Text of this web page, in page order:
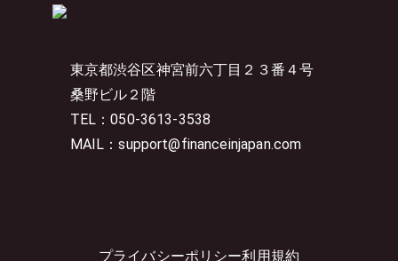
東京都渋谷区神宮前六丁目２３番４号
桑野ビル２階
TEL：050-3613-3538
MAIL：support@financeinjapan.com
プライバシーポリシー利用規約